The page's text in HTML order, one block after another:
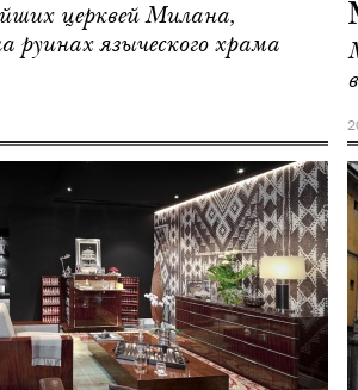
церквей Милана,
руинах языческого храма